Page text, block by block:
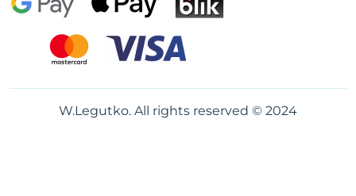
W.Legutko. All rights reserved © 2024